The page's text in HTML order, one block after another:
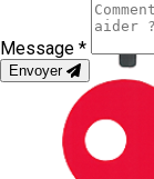
Message *
Envoyer